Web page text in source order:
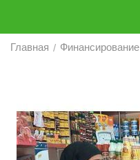
Главная / Финансирование